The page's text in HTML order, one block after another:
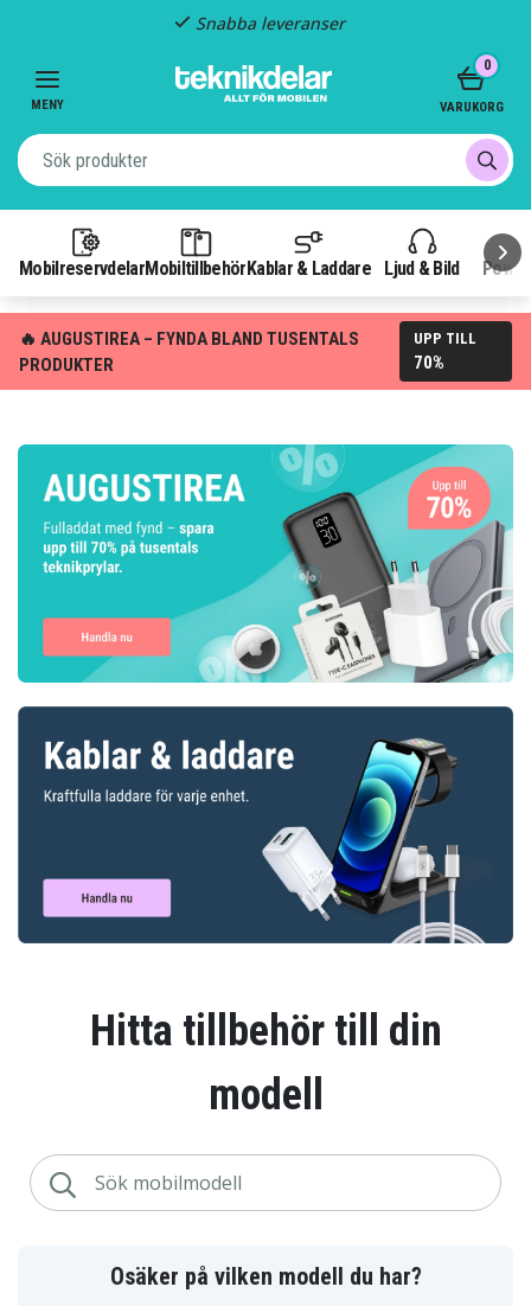
Fast frakt: 29 kr
MENY
MobilreservdelarMobiltillbehör Kablar & Laddare Ljud & Bild
0
VARUKORG
🔥 AUGUSTIREA – FYNDA BLAND TUSENTALS
PRODUKTER
UPP TILL
70%
Hitta tillbehör till din
modell
Osäker på vilken modell du har?